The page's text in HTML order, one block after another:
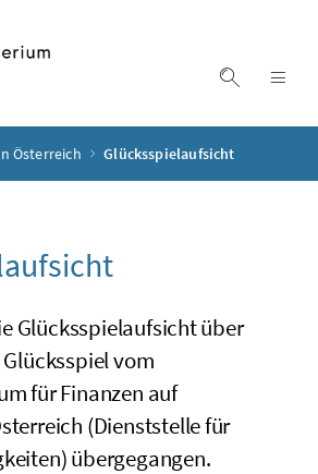
Suche
Österreich Glücksspielaufsicht
Glücksspielaufsicht über
vom
für Finanzen auf
(Dienststelle für
übergegangen.